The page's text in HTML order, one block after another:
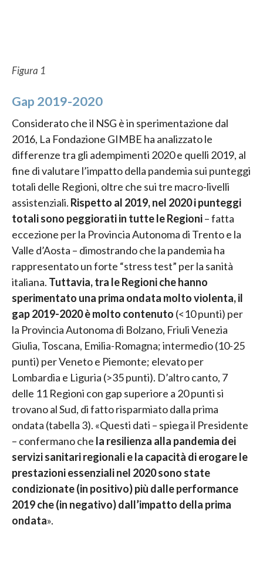
Figura 1
Gap 2019-2020
Considerato che il NSG è in sperimentazione dal
2016, La Fondazione GIMBE ha analizzato le
differenze tra gli adempimenti 2020 e quelli 2019, al
fine di valutare l’impatto della pandemia sui punteggi
totali delle Regioni, oltre che sui tre macro-livelli
assistenziali. Rispetto al 2019, nel 2020 i punteggi
totali sono peggiorati in tutte le Regioni– fatta
eccezione per la Provincia Autonoma di Trento e la
Valle d’Aosta – dimostrando che la pandemia ha
rappresentato un forte “stress test” per la sanità
italiana. Tuttavia, tra le Regioni che hanno
sperimentato una prima ondata molto violenta, il
gap 2019-2020 è molto contenuto (<10 punti) per
la Provincia Autonoma di Bolzano, Friuli Venezia
Giulia, Toscana, Emilia-Romagna; intermedio (10-25
punti) per Veneto e Piemonte; elevato per
Lombardia e Liguria (>35 punti). D’altro canto, 7
delle 11 Regioni con gap superiore a 20 punti si
trovano al Sud, di fatto risparmiato dalla prima
ondata (tabella 3). «Questi dati – spiega il Presidente
– confermano che la resilienza alla pandemia dei
servizi sanitari regionali e la capacità di erogare le
prestazioni essenziali nel 2020 sono state
condizionate (in positivo) più dalle performance
2019 che (in negativo) dall’impatto della prima
ondata».